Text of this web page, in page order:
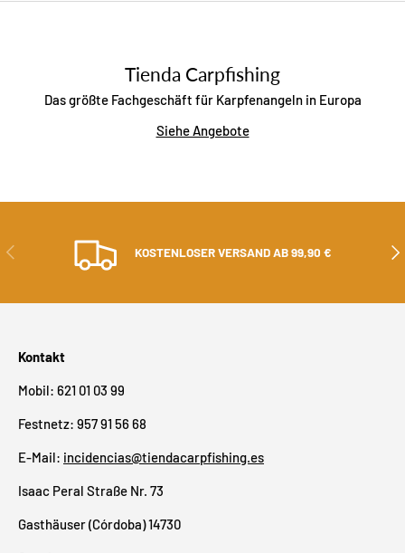
Tienda Carpfishing
Das größte Fachgeschäft für Karpfenangeln in Europa
Siehe Angebote
ZURÜCK KOSTENLOSER VERSAND AB 99,90 €
Kontakt
Mobil: 621 01 03 99
Festnetz: 957 91 56 68
E-Mail: incidencias@tiendacarpfishing.es
Isaac Peral Straße Nr. 73
Gasthäuser (Córdoba) 14730